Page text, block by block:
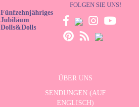
Fünfzehnjähriges
Jubiläum
Dolls&Dolls
FOLGEN SIE UNS!
ÜBER UNS
SENDUNGEN (AUF
ENGLISCH)